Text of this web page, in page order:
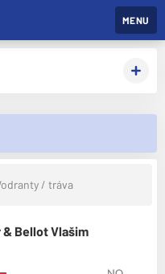
MENU
/ tráva
& Bellot Vlašim